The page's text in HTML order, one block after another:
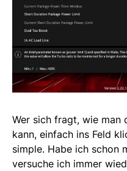
Wer sich fragt, wie man
kann, einfach ins Feld
simple. Habe ich schon
versuche ich immer